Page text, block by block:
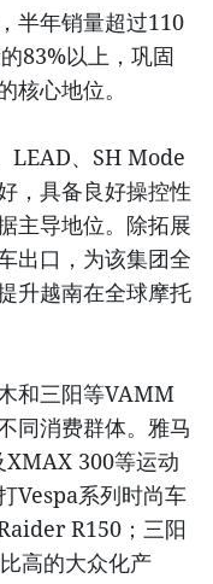
半年销量超过110
83%以上，巩固
核心地位。
LEAD、SH Mode
，具备良好操控性
主导地位。除拓展
出口，为该集团全
升越南在全球摩托
和三阳等VAMM
同消费群体。雅马
300等运动
Vespa系列时尚车
R150；三阳
高的大众化产